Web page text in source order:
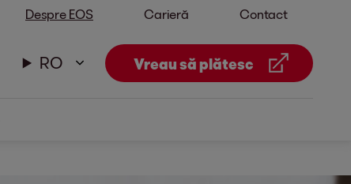
Despre EOS Carieră Contact
RO Vreau să plătesc